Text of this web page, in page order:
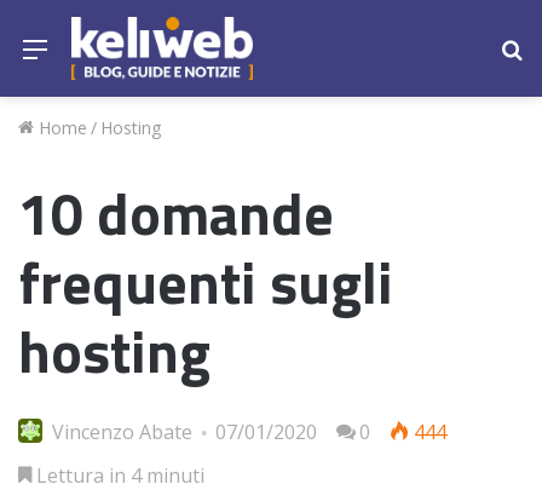
Menu
Home / Hosting
10 domande
frequenti sugli
hosting
Vincenzo Abate 07/01/2020 0
444
Lettura in 4 minuti